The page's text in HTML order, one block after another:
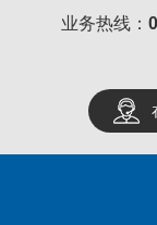
业务热线：